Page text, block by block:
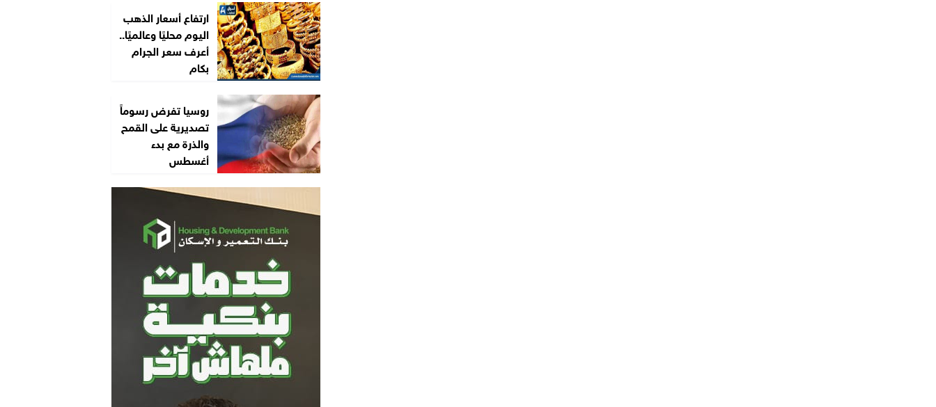
ارتفاع أسعار الذهب
اليوم محليًا وعالميًا..
أعرف سعر الجرام
بكام
روسيا تفرض رسوماً
تصديرية على القمح
والذرة مع بدء
أغسطس